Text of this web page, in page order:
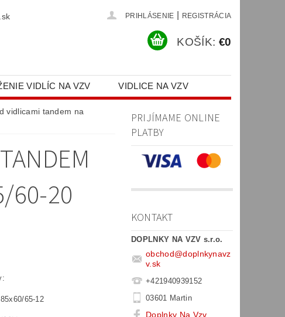
PRIHLÁSENIE REGISTRÁCIA
KOŠÍK: €0
VIDLÍC NA VZV VIDLICE NA VZV
(GDPR)
vidlicami tandem na
60-20
65-12
PRIJÍMAME ONLINE
PLATBY
KONTAKT
DOPLNKY NA VZV s.r.o.
obchod@doplnkynavz
v.sk
+421940939152
03601 Martin
Doplnky Na Vzv